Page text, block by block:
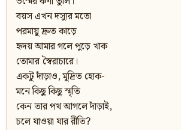
বয়স এখন দস্যুর মতো
পরমায়ু দ্রুত কাড়ে
হৃদয় আমার গলে পুড়ে খাক
তোমার স্বৈরাচারে।
একটু দাঁড়াও, মুদ্রিত হোক-
মনে কিছু কিছু স্মৃতি
কেন তার পথ আগলে দাঁড়াই,
চলে যাওয়া যার রীতি?